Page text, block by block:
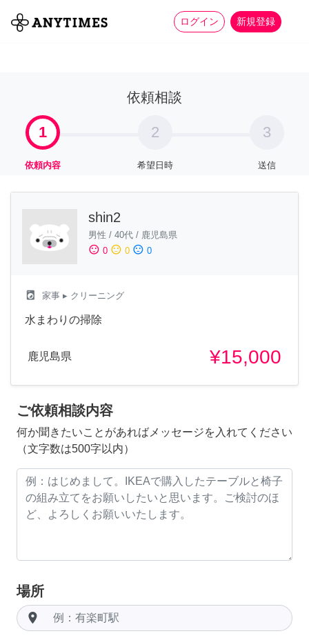
ログイン 新規登録
全て 家事 more_horiz
依頼相談
1
依頼内容
2
希望日時
3
送信
shin2
男性 / 40代 / 鹿児島県
sentiment_satisfied 0 sentiment_neutral 0 sentiment_dissatisfied 0
local_laundry_service 家事 ▸ クリーニング
水まわりの掃除
鹿児島県 ¥15,000
ご依頼相談内容
何か聞きたいことがあればメッセージを入れてください
（文字数は500字以内）
場所
room